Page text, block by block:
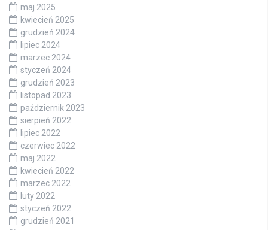
maj 2025
kwiecień 2025
grudzień 2024
lipiec 2024
marzec 2024
styczeń 2024
grudzień 2023
listopad 2023
październik 2023
sierpień 2022
lipiec 2022
czerwiec 2022
maj 2022
kwiecień 2022
marzec 2022
luty 2022
styczeń 2022
grudzień 2021